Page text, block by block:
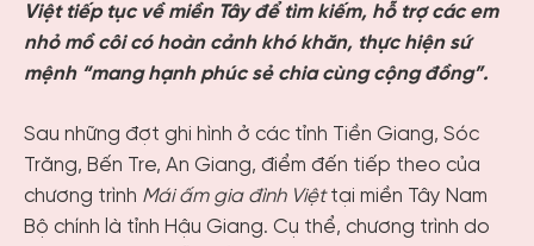
Việt tiếp tục về miền Tây để tìm kiếm, hỗ trợ các em
nhỏ mồ côi có hoàn cảnh khó khăn, thực hiện sứ
mệnh “mang hạnh phúc sẻ chia cùng cộng đồng”.
Sau những đợt ghi hình ở các tỉnh Tiền Giang, Sóc
Trăng, Bến Tre, An Giang, điểm đến tiếp theo của
chương trình Mái ấm gia đình Việttại miền Tây Nam
Bộ chính là tỉnh Hậu Giang. Cụ thể, chương trình do